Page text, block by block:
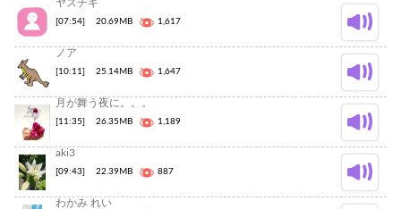
ヤスチキ
[07:54] 20.69MB 1,617
ノア
[10:11] 25.14MB 1,647
月が舞う夜に。。。
[11:35] 26.35MB 1,189
aki3
[09:43] 22.39MB 887
わかみ れい